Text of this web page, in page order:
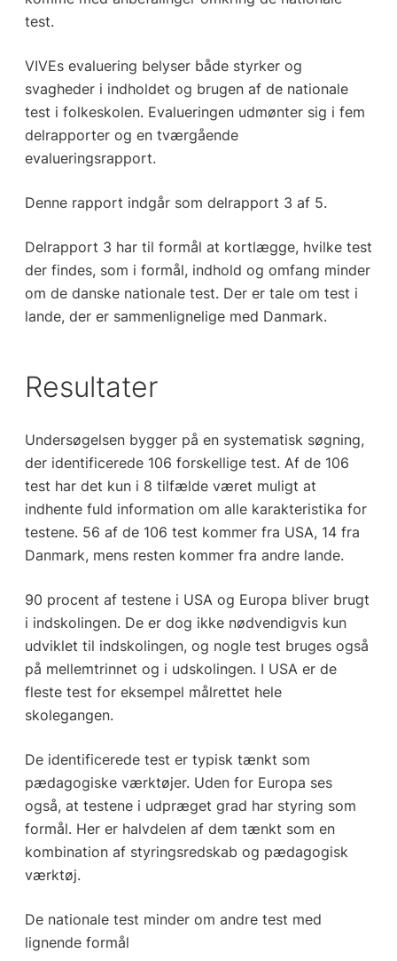
test.
VIVEs evaluering belyser både styrker og
svagheder i indholdet og brugen af de nationale
test i folkeskolen. Evalueringen udmønter sig i fem
delrapporter og en tværgående
evalueringsrapport.
Denne rapport indgår som delrapport 3 af 5.
Delrapport 3 har til formål at kortlægge, hvilke test
der findes, som i formål, indhold og omfang minder
om de danske nationale test. Der er tale om test i
lande, der er sammenlignelige med Danmark.
Resultater
Undersøgelsen bygger på en systematisk søgning,
der identificerede 106 forskellige test. Af de 106
test har det kun i 8 tilfælde været muligt at
indhente fuld information om alle karakteristika for
testene. 56 af de 106 test kommer fra USA, 14 fra
Danmark, mens resten kommer fra andre lande.
90 procent af testene i USA og Europa bliver brugt
i indskolingen. De er dog ikke nødvendigvis kun
udviklet til indskolingen, og nogle test bruges også
på mellemtrinnet og i udskolingen. I USA er de
fleste test for eksempel målrettet hele
skolegangen.
De identificerede test er typisk tænkt som
pædagogiske værktøjer. Uden for Europa ses
også, at testene i udpræget grad har styring som
formål. Her er halvdelen af dem tænkt som en
kombination af styringsredskab og pædagogisk
værktøj.
De nationale test minder om andre test med
lignende formål